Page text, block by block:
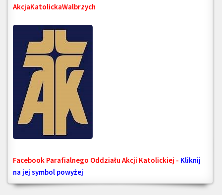
AkcjaKatolickaWalbrzych
Facebook Parafialnego Oddziału Akcji Katolickiej - Kliknij
na jej symbol powyżej